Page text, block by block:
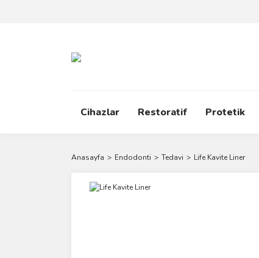
Cihazlar Restoratif Protetik
Anasayfa Endodonti Tedavi Life Kavite Liner